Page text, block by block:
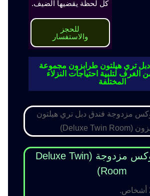
كل لحظة يقضيها الضيف.
للحجز
والاستفسار
تري هيلتون طرابزون مجموعة
الغرف لتلبية احتياجات النزلاء
المختلفة
غرفة ديلوكس مزدوجة (Deluxe Twin
Room)